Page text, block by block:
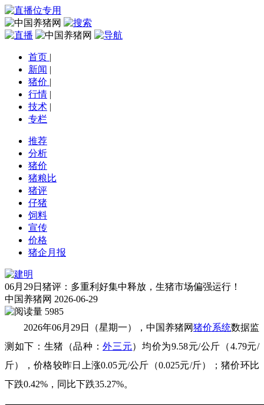
首页 |
新闻 |
猪价 |
行情 |
技术 |
专栏
推荐
分析
猪价
猪粮比
猪评
仔猪
饲料
宣传
价格
猪企月报
06月29日猪评：多重利好集中释放，生猪市场偏强运行！
中国养猪网 2026-06-29
5985
2026年06月29日（星期一），中国养猪网猪价系统数据监
测如下：生猪（品种：外三元）均价为9.58元/公斤（4.79元/
斤），价格较昨日上涨0.05元/公斤（0.025元/斤）；猪价环比
下跌0.42%，同比下跌35.27%。